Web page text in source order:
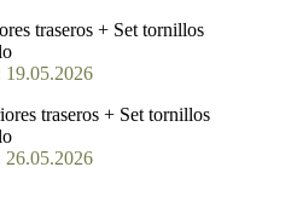
traseros + Set tornillos
19.05.2026
traseros + Set tornillos
26.05.2026